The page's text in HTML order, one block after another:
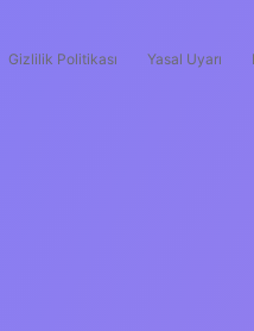
Gizlilik Politikası Yasal Uyarı